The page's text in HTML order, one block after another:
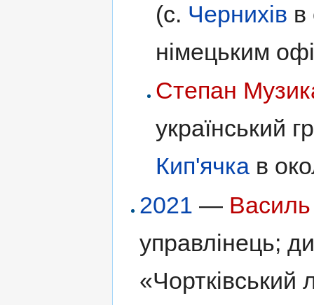
(с. Чернихів в
німецьким
Степан
український
Кип'ячкав
2021 —
управлінець;
«Чортківський